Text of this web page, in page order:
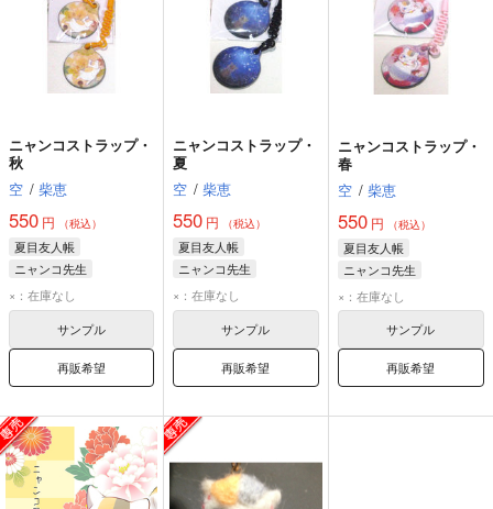
ニャンコストラップ・
秋
空 / 柴恵
550 円 （税込）
夏目友人帳
ニャンコ先生
×：在庫なし
サンプル
再販希望
ニャンコストラップ・
夏
空 / 柴恵
550 円 （税込）
夏目友人帳
ニャンコ先生
×：在庫なし
サンプル
再販希望
ニャンコストラップ・
春
空 / 柴恵
550円 （税込）
夏目友人帳
ニャンコ先生
×：在庫なし
サンプル
再販希望